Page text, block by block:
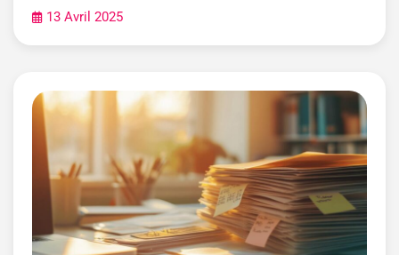
13 Avril 2025